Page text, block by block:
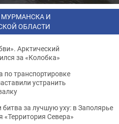
И
ОБЛАСТИ
Арктический
за «Колобка»
по транспортировке
устранить
битва за лучшую уху: в Заполярье
«Территория Севера»